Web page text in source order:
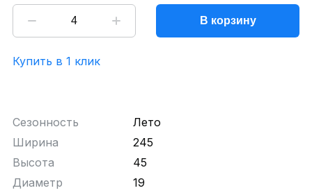
В корзину
Купить в 1 клик
Сезонность
Лето
Ширина
245
Высота
45
Диаметр
19